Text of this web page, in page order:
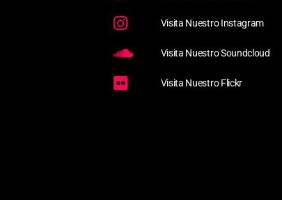
Visita Nuestro Instagram
Visita Nuestro Soundcloud
Visita Nuestro Flickr